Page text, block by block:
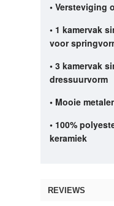
• Versteviging
• 1 kamervak
voor
• 3 kamervak
dressuurvorm
• Mooie
• 100%
keramiek
REVIEWS